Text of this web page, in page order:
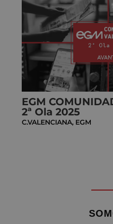
EGM
2ª Ola 2025
C.VALENCIANA, EGM